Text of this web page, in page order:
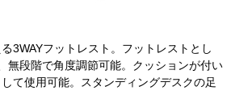
3WAYフットレスト。フットレストとし
無段階で角度調節可能。クッションが付い
て使用可能。スタンディングデスクの足